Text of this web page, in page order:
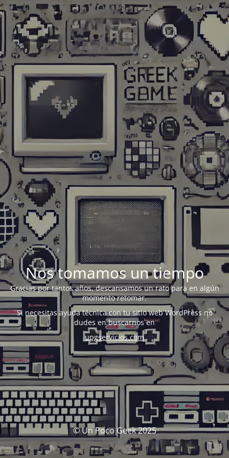
Nos tomamos un tiempo
Gracias por tantos años, descansamos un rato para en algún
momento retomar.
Si necesitas ayuda técnica con tu sitio web WordPress no
dudes en buscarnos en
upgservicios.com
© Un Poco Geek 2025